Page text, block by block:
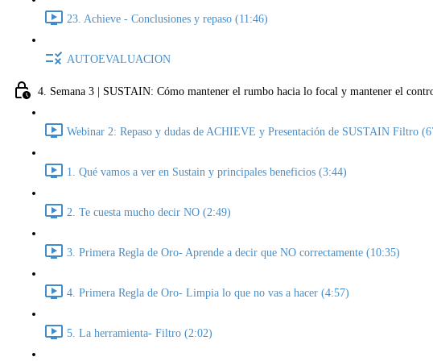
23. Achieve - Conclusiones y repaso (11:46)
AUTOEVALUACION
4. Semana 3 | SUSTAIN: Cómo mantener el rumbo hacia lo focal y mantener el
Webinar 2: Repaso y dudas de ACHIEVE y Presentación de SUSTAIN Filtro
1. Qué vamos a ver en Sustain y principales beneficios (3:44)
2. Te cuesta mucho decir NO (2:49)
3. Primera Regla de Oro- Aprende a decir que NO correctamente (10:35)
4. Primera Regla de Oro- Limpia lo que no vas a hacer (4:57)
5. La herramienta- Filtro (2:02)